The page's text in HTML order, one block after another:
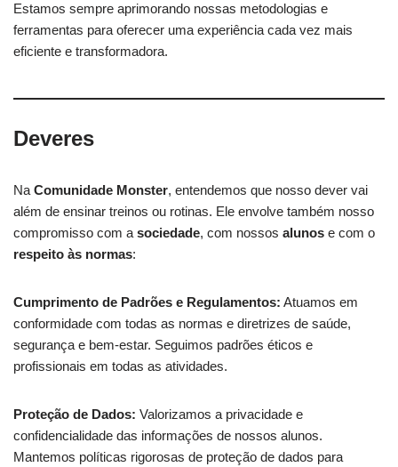
Estamos sempre aprimorando nossas metodologias e
ferramentas para oferecer uma experiência cada vez mais
eficiente e transformadora.
Deveres
Na Comunidade Monster, entendemos que nosso dever vai
além de ensinar treinos ou rotinas. Ele envolve também nosso
compromisso com a sociedade, com nossos alunos e com o
respeito às normas:
Cumprimento de Padrões e Regulamentos: Atuamos em
conformidade com todas as normas e diretrizes de saúde,
segurança e bem-estar. Seguimos padrões éticos e
profissionais em todas as atividades.
Proteção de Dados: Valorizamos a privacidade e
confidencialidade das informações de nossos alunos.
Mantemos políticas rigorosas de proteção de dados para